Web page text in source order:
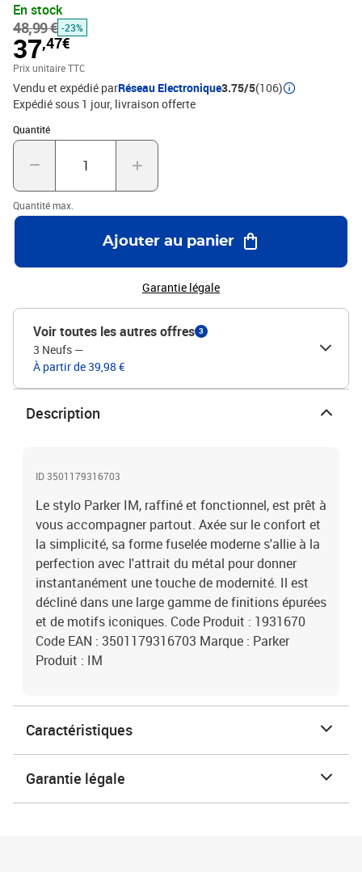
dans une large gamme de finitions épurées et de motifs iconiques.
Code Produit : 1931670 Code EAN : 3501179316703 Marque :
Parker Produit : IM
En stock
48,99 € -23%
37,47€
Prix unitaire TTC
Vendu et expédié parRéseau Electronique3.75/5(106)
Expédié sous 1 jour livraison offerte
Quantité
Quantité : 1
Quantité max.
Ajouter au panier
Garantie légale
Voir toutes les autres offres 3
3 Neufs —
À partir de 39,98 €
Description
ID 3501179316703
Le stylo Parker IM, raffiné et fonctionnel, est prêt à
vous accompagner partout. Axée sur le confort et
la simplicité, sa forme fuselée moderne s'allie à la
perfection avec l'attrait du métal pour donner
instantanément une touche de modernité. Il est
décliné dans une large gamme de finitions épurées
et de motifs iconiques. Code Produit : 1931670
Code EAN : 3501179316703 Marque : Parker
Produit : IM
Caractéristiques
Garantie légale